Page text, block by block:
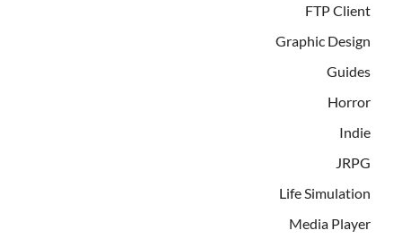
FTP Client
Graphic Design
Guides
Horror
Indie
JRPG
Life Simulation
Media Player